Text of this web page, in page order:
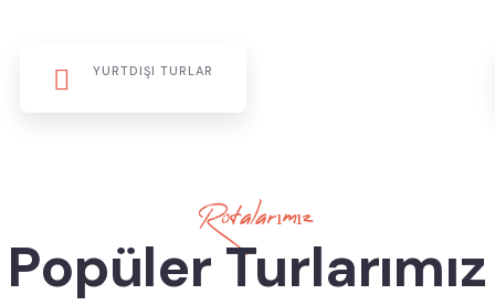
YURTDIŞI TURLAR
Rotalarımız
Popüler Turlarımız